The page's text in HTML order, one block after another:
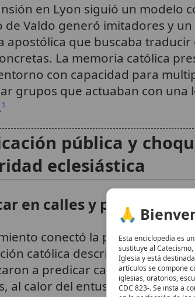
en Lyon siguió un modelo
de Valdo generó imitadores y
apostólica que buscaba traducir
La memoria católica
con capacidad para
grupos que actuaban con una
1
pública y
eclesiástica
en calles y plazas
conectó la pobreza con el
católica describe que
a predicar casi de
al calor del entusiasmo
🙏
Esta enciclopedia es
sustituye al
Iglesia y está
artículos se compone
iglesias, oratorios,
CDC 823-. Se insta a